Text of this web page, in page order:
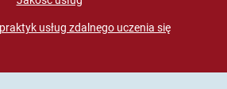
usług zdalnego uczenia się